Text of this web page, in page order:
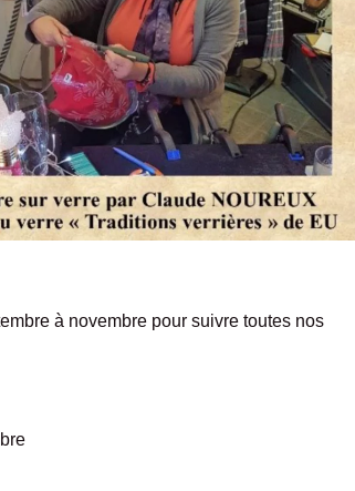
à novembre pour suivre toutes nos